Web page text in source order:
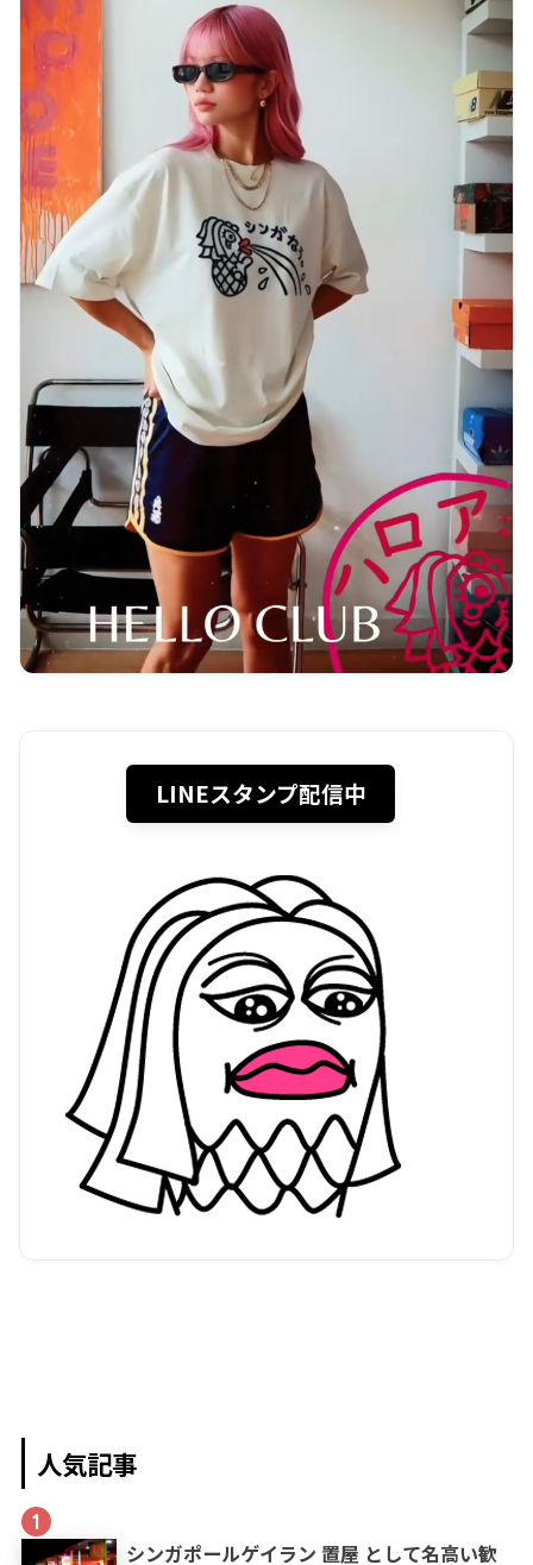
LINEスタンプ配信中
人気記事
1
シンガポールゲイラン 置屋 として名高い歓